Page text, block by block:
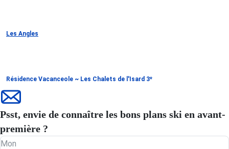
Les Angles
Résidence Vacanceole ~ Les Chalets de l'Isard 3*
Psst, envie de connaître les bons plans ski en avant-
première ?
Mon